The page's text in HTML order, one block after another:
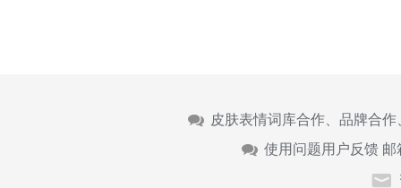
皮肤表情词库合作、品牌合
使用问题用户反馈 邮